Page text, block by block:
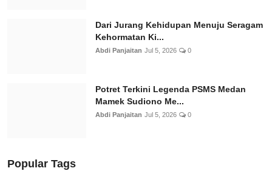
Dari Jurang Kehidupan Menuju Seragam
Kehormatan Ki...
Abdi Panjaitan Jul 5, 2026 0
Potret Terkini Legenda PSMS Medan
Mamek Sudiono Me...
Abdi Panjaitan Jul 5, 2026 0
Popular Tags